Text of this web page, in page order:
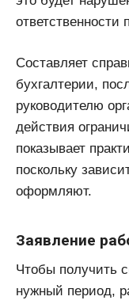
ответственности
Составляет
бухгалтерии,
руководителю
действия
показывает
поскольку
оформляют.
Заявление
Чтобы получить
нужный период,